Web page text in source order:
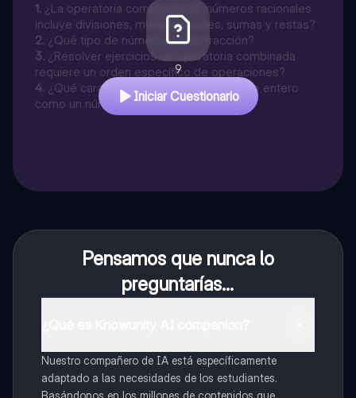
1. ¿La operatoria combinada de números racionales
incluye divisiones, multiplicaciones, sumas y restas?
2. ¿Qué tipo de número es una fracción?
3. ¿Resolver ejercicios de operatoria combinada
requiere un orden específico de operaciones?
4. ¿Qué característica define a un número entero
como un número racional?
9
Iniciar Cuestionario
Pensamos que nunca lo
preguntarías...
Nuestro compañero de IA está específicamente
adaptado a las necesidades de los estudiantes.
Basándonos en los millones de contenidos que